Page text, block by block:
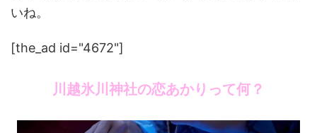
いね。
[the_ad id="4672"]
川越氷川神社の恋あかりって何？